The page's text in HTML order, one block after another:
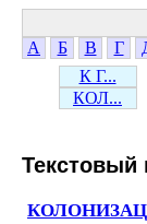
А
Б В Г
К Г...
КОЛ...
Текстовый